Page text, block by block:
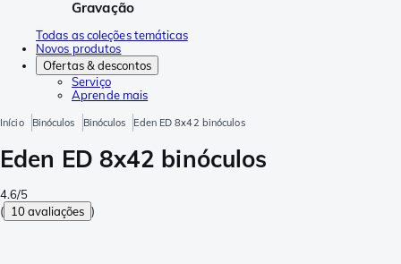
Gravação
Todas as coleções temáticas
Novos produtos
Ofertas & descontos
Serviço
Aprende mais
Início Binóculos Binóculos Eden ED 8x42 binóculos
Eden ED 8x42 binóculos
4.6/5
( 10 avaliações )